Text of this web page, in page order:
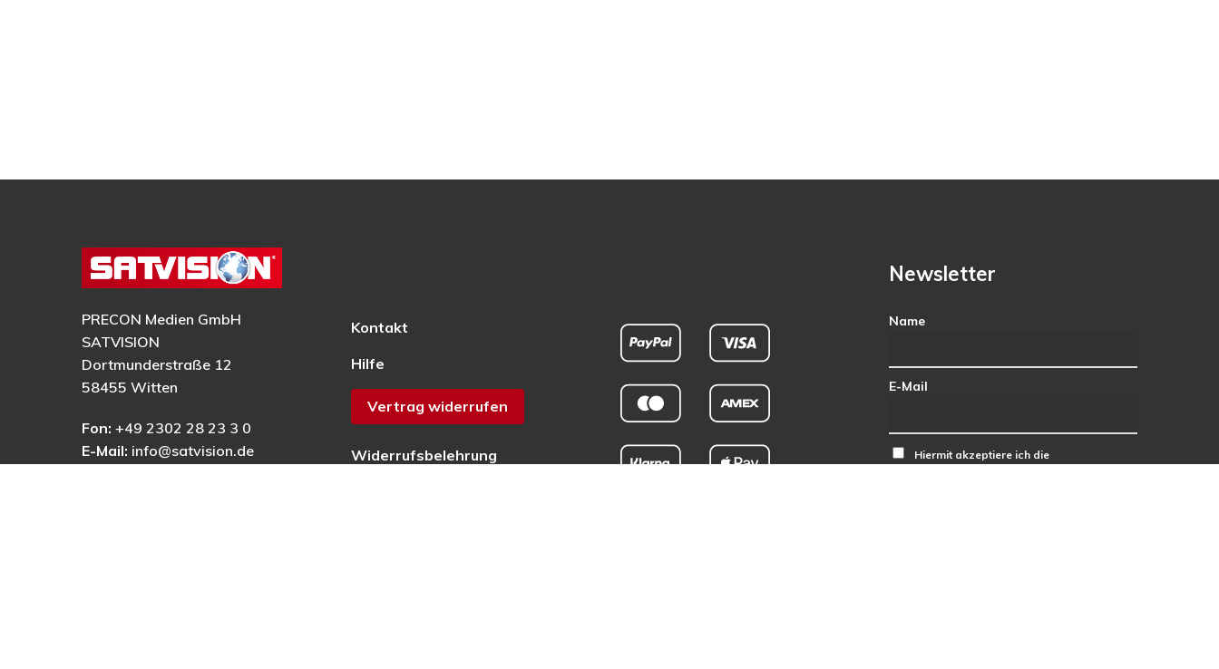
PRECON Medien GmbH
SATVISION
Dortmunderstraße 12
58455 Witten
Fon: +49 2302 28 23 3 0
E-Mail: info@satvision.de
Kontakt
Hilfe
Vertrag widerrufen
Widerrufsbelehrung
Newsletter
Name
E-Mail
Hiermit akzeptiere ich die